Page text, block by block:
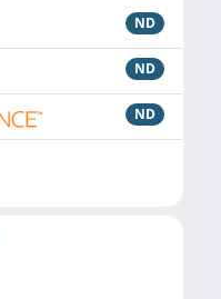
ND
ND
ND